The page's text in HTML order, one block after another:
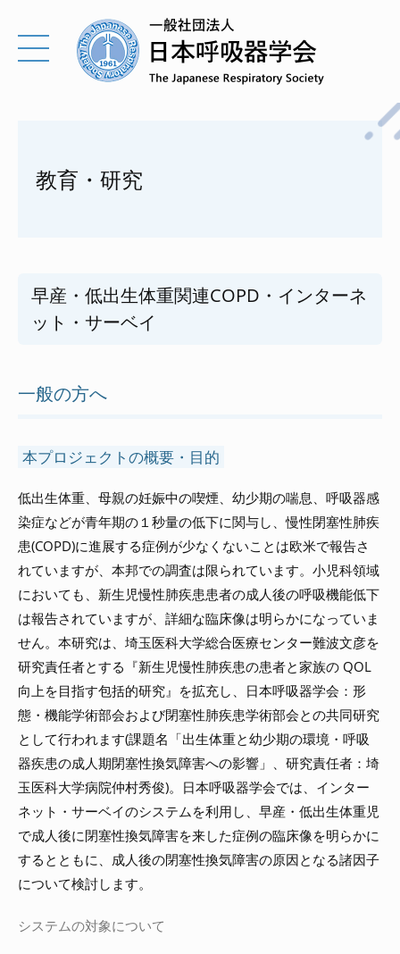
教育・研究
早産・低出生体重関連COPD・インターネ
ット・サーベイ
一般の方へ
本プロジェクトの概要・目的
低出生体重、母親の妊娠中の喫煙、幼少期の喘息、呼吸器感
染症などが青年期の１秒量の低下に関与し、慢性閉塞性肺疾
患(COPD)に進展する症例が少なくないことは欧米で報告さ
れていますが、本邦での調査は限られています。小児科領域
においても、新生児慢性肺疾患患者の成人後の呼吸機能低下
は報告されていますが、詳細な臨床像は明らかになっていま
せん。本研究は、埼玉医科大学総合医療センター難波文彦を
研究責任者とする『新生児慢性肺疾患の患者と家族の QOL
向上を目指す包括的研究』を拡充し、日本呼吸器学会：形
態・機能学術部会および閉塞性肺疾患学術部会との共同研究
として行われます(課題名「出生体重と幼少期の環境・呼吸
器疾患の成人期閉塞性換気障害への影響」、研究責任者：埼
玉医科大学病院仲村秀俊)。日本呼吸器学会では、インター
ネット・サーベイのシステムを利用し、早産・低出生体重児
で成人後に閉塞性換気障害を来した症例の臨床像を明らかに
するとともに、成人後の閉塞性換気障害の原因となる諸因子
について検討します。
システムの対象について